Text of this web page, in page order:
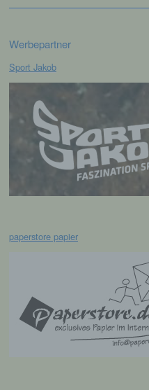
Werbepartner
Sport Jakob
paperstore papier
Verantwortlichen
Verantwortlicher im
Grundverordnung,
der Europäischen
mit
Leichtathletik
Siegfried Kapfer
Göttweiger Str. 45
E-Mail:
Cookies /
Die Internetseiten
genannte Cookies,
SessionStorage. Dies
nutzerfreundlicher,
machen. Local